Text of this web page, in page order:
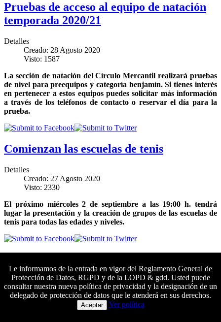
Pruebas de acceso al equipo de natación
temporada 2020/21
Detalles
Creado: 28 Agosto 2020
Visto: 1587
La sección de natación del Círculo Mercantil realizará pruebas
de nivel para preequipos y categoría benjamín. Si tienes interés
en pertenecer a estos equipos puedes solicitar más información
a través de los teléfonos de contacto o reservar el día para la
prueba.
Comienzan las escuelas de tenis
Detalles
Creado: 27 Agosto 2020
Visto: 2330
El próximo miércoles 2 de septiembre a las 19:00 h. tendrá
lugar la presentación y la creación de grupos de las escuelas de
tenis para todas las edades y niveles.
Detalles
Creado: 27 Agosto 2020
Visto: 1550
Colaboradores principales
Le informamos de la entrada en vigor del Reglamento General de
Protección de Datos, RGPD y de la LOPD & gdd. Usted puede
consultar nuestra nueva política de privacidad y la designación de un
delegado de protección de datos que le atenderá en sus derechos.
Aceptar Ver política